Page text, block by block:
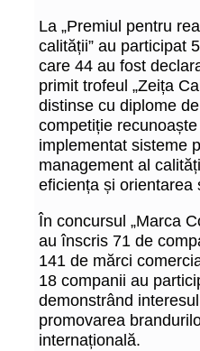
La „Premiul pentru
calității” au participat
care 44 au fost
primit trofeul „Zeița
distinse cu diplome
competiție
implementat sisteme
management al
eficiența și orientarea
În concursul „Marca
au înscris 71 de
141 de mărci
18 companii au
demonstrând
promovarea
internațională.